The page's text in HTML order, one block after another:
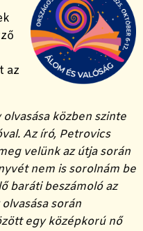
az
közben szinte
Az író, Petrovics
velünk az útja során
nem is sorolnám be
baráti beszámoló az
során
egy középkorú nő